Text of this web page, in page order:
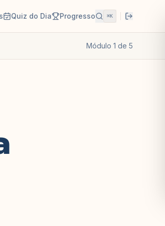
Quiz do Dia Progresso ⌘K
Módulo 1 de 5